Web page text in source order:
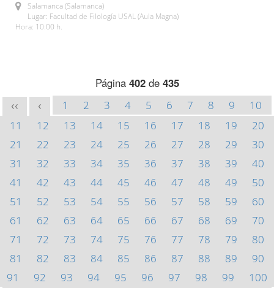
Salamanca (Salamanca)
Lugar: Facultad de Filología USAL (Aula Magna)
Hora: 10:00 h.
Página 402de 435
<< < 1 2 3 4 5 6 7 8 9
10
11
12 13 14 15 16 17 18 19
20
21
22 23 24 25 26 27 28 29
30
31
32 33 34 35 36 37 38 39
40
41
42 43 44 45 46 47 48 49
50
51
52 53 54 55 56 57 58 59
60
61
62 63 64 65 66 67 68 69
70
71
72 73 74 75 76 77 78 79
80
81
82 83 84 85 86 87 88 89
90
91
92 93 94 95 96 97 98 99
100